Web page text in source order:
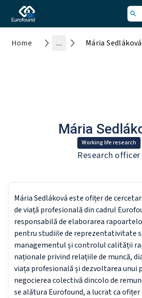
Home ... Mária Sedláková
Working life research
Mária
Research officer
Mária Sedláková este ofițer de
de viață profesională din cadrul
responsabilă de elaborarea
pentru studiile de reprezentativitate
managementul și controlul calității
naționale privind relațiile de muncă,
viața profesională și dezvoltarea unui
negocierea colectivă dincolo de
se alătura Eurofound, a lucrat ca ofițer